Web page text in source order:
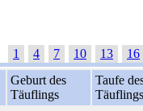
1 4 7 10 13
16
Geburt des
Täuflings
Taufe
Täuflings